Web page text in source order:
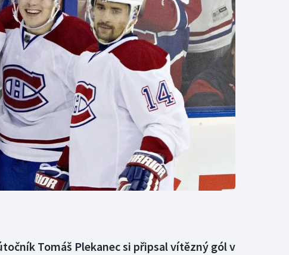
Moderní pětiboj
Motorsport
Olympijské hry
Parasport
Plavání
Plážový volejbal
Triatlon
Veslování
Vodní slalom
Volejbal
Ostatní
Tomáš Plekanec si připsal vítězný gól v